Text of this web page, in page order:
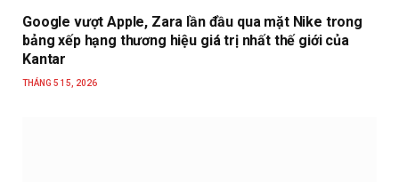
Google vượt Apple, Zara lần đầu qua mặt Nike trong
bảng xếp hạng thương hiệu giá trị nhất thế giới của
Kantar
THÁNG 5 15, 2026